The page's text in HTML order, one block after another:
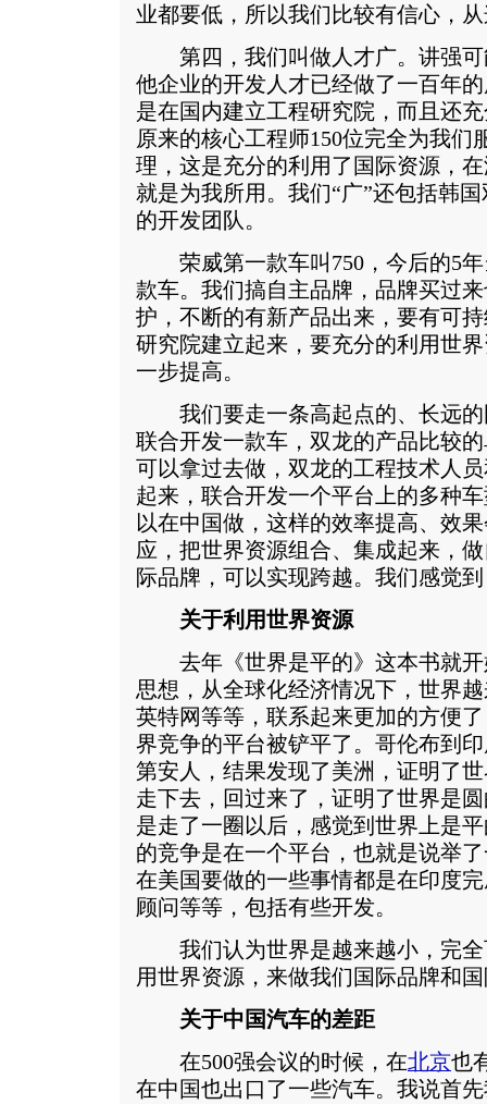
业都要低，所以我们比较有信心，
第四，我们叫做人才广。讲强可
他企业的开发人才已经做了一百年
是在国内建立工程研究院，而且还
原来的核心工程师150位完全为我们
理，这是充分的利用了国际资源，
就是为我所用。我们“广”还包括韩
的开发团队。
荣威第一款车叫750，今后的5年
款车。我们搞自主品牌，品牌买过
护，不断的有新产品出来，要有可
研究院建立起来，要充分的利用世
一步提高。
我们要走一条高起点的、长远的
联合开发一款车，双龙的产品比较
可以拿过去做，双龙的工程技术人
起来，联合开发一个平台上的多种
以在中国做，这样的效率提高、效
应，把世界资源组合、集成起来，
际品牌，可以实现跨越。我们感觉
关于利用世界资源
去年《世界是平的》这本书就开
思想，从全球化经济情况下，世界
英特网等等，联系起来更加的方便
界竞争的平台被铲平了。哥伦布到
第安人，结果发现了美洲，证明了
走下去，回过来了，证明了世界是
是走了一圈以后，感觉到世界上是
的竞争是在一个平台，也就是说举
在美国要做的一些事情都是在印度
顾问等等，包括有些开发。
我们认为世界是越来越小，完全
用世界资源，来做我们国际品牌和
关于中国汽车的差距
在500强会议的时候，在北京也
在中国也出口了一些汽车。我说首